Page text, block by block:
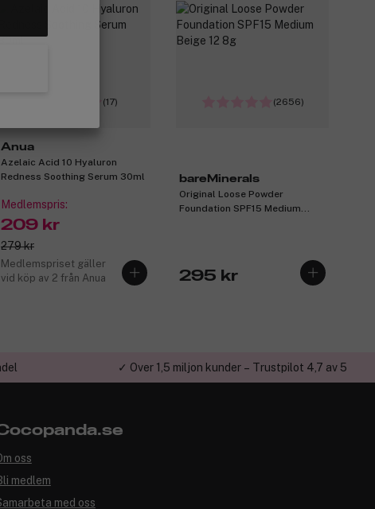
(17)
Anua
Azelaic Acid 10 Hyaluron
Redness Soothing Serum 30ml
Medlemspris:
209 kr
279 kr
Medlemspriset gäller
vid köp av 2 från Anua
(2656)
bareMinerals
Original Loose Powder
Foundation SPF15 Medium
295 kr
✓ Över 1,5 miljon kunder – Trustpilot 4,7 av 5
oss
medlem
med oss